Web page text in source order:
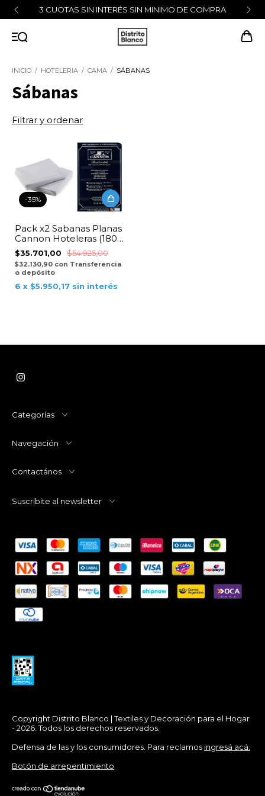
3 CUOTAS SIN INTERÉS SIN MINIMO DE COMPRA
INICIO / HOTELERIA / CAMA / SÁBANAS
Sábanas
Filtrar y ordenar
1/ 4
-35%
Pack x2 Sabanas Planas
Cannon Hoteleras (180
Hilos) - Blanco
$35.701,00 $54.925,00
$32.130,90 con Transferencia
o depósito
6 x $5.950,17 sin interés
Categorías
Navegación
Contactános
Suscribite al newsletter
Copyright Distrito Blanco | Textiles y Decoración para el Hogar
- 2026. Todos los derechos reservados.
Defensa de las y los consumidores. Para reclamos ingresá acá.
Botón de arrepentimiento